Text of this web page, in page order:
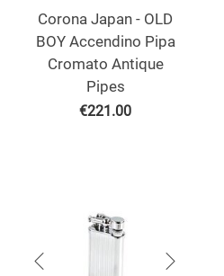
Corona Japan - OLD
BOY Accendino Pipa
Cromato Antique
Pipes
€221.00